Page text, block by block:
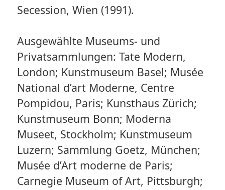
Secession, Wien (1991).
Ausgewählte Museums- und
Privatsammlungen: Tate Modern,
London; Kunstmuseum Basel; Musée
National d’art Moderne, Centre
Pompidou, Paris; Kunsthaus Zürich;
Kunstmuseum Bonn; Moderna
Museet, Stockholm; Kunstmuseum
Luzern; Sammlung Goetz, München;
Musée d’Art moderne de Paris;
Carnegie Museum of Art, Pittsburgh;